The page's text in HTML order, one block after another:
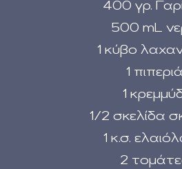
400 γρ.
500 mL
1 κύβο
1 πιπεριά
1
1/2 σκελίδα
1 κ.σ.
2